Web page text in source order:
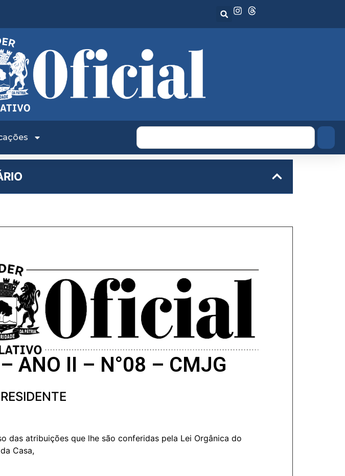
ANO II – N°08 – CMJG
das atribuições que lhe são conferidas pela Lei Orgânica do
Casa,